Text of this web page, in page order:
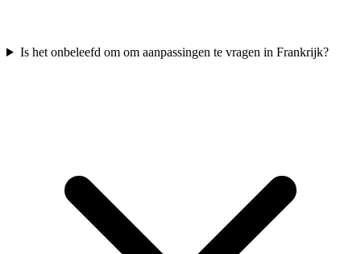
Is het onbeleefd om om aanpassingen te vragen in Frankrijk?